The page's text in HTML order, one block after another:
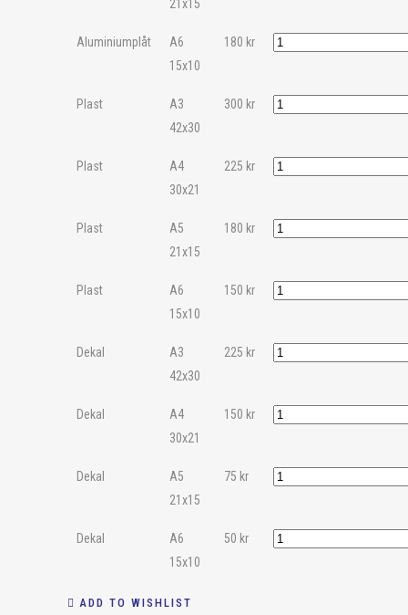
21x15
Aluminiumplåt
A6
15x10
180 kr
Plast
A3
42x30
300 kr
Plast
A4
30x21
225 kr
Plast
A5
21x15
180 kr
Plast
A6
15x10
150 kr
Dekal
A3
42x30
225 kr
Dekal
A4
30x21
150 kr
Dekal
A5
21x15
75 kr
Dekal
A6
15x10
50 kr
ADD TO WISHLIST